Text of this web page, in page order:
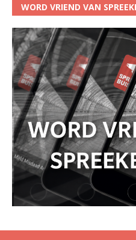
WORD VRIEND VAN